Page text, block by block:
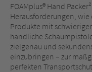
FOAMplus® Hand
Herausforderungen, wie
Produkte mit
handliche
zielgenau und
einzubringen – zur
perfekten